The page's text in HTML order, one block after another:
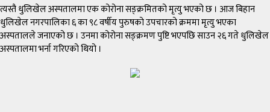
त्यस्तै धुलिखेल अस्पतालमा एक कोरोना सङ्क्रमितको मृत्यु भएको छ । आज बिहान
धुलिखेल नगरपालिका ६ का ९८ वर्षीय पुरुषको उपचारको क्रममा मृत्यु भएका
अस्पतालले जनाएको छ । उनमा कोरोना सङ्क्रमण पुष्टि भएपछि साउन २६ गते धुलिखेल
अस्पतालमा भर्ना गरिएको थियो ।